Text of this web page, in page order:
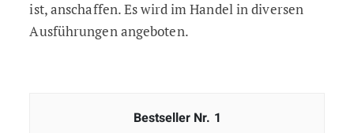
ist, anschaffen. Es wird im Handel in diversen
Ausführungen angeboten.
1